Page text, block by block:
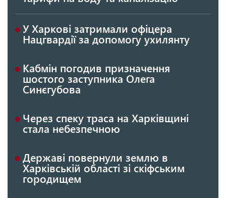
У Харкові затримали офіцера
Нацгвардії за допомогу ухилянту
Кабмін погодив призначення
шостого заступника Олега
Синєгубова
Через спеку траса на Харківщині
стала небезпечною
Державі повернули землю в
Харківській області зі скіфським
городищем